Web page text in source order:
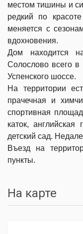
местом тишины и
редкий по
меняется с
вдохновения.
Дом находится
Солослово всего
Успенского шоссе.
На территории
прачечная и
спортивная
каток, английская
детский сад.
Въезд на
пункты.
На карте